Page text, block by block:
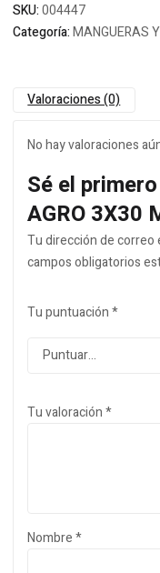
SKU:004447
Categoría:MANGUERAS
Valoraciones (0)
No hay valoraciones
Sé el
AGRO 3X30
Tu dirección de correo
campos obligatorios
Tu puntuación*
Tu valoración*
Nombre*